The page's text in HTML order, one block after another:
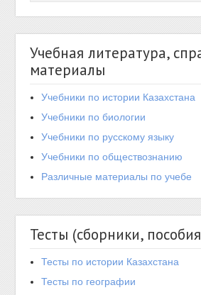
Учебная литература,
материалы
Учебники по истории Казахстана
Учебники по биологии
Учебники по русскому языку
Учебники по обществознанию
Различные материалы по учебе
Тесты (сборники,
Тесты по истории Казахстана
Тесты по географии